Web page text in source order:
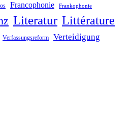
Francophonie Frankophonie
Literatur Littérature
Verfassungsreform Verteidigung